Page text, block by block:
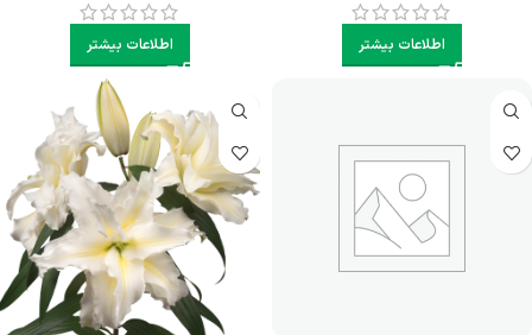
اطلاعات بیشتر اطلاعات بیشتر